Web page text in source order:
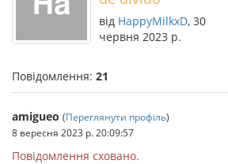
від HappyMilkxD, 30
червня 2023 р.
Повідомлення: 21
amigueo (Переглянути профіль)
8 вересня 2023 р. 20:09:57
Повідомлення сховано.